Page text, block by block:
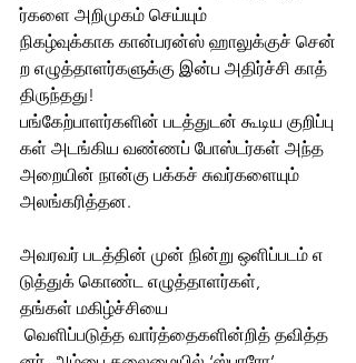
ர்களை அறிமுகம் செய்யும்
நிகழ்வுக்காக கான்பரன்ஸ் ஹாலுக்குச் சென்
ற எழுத்தாளர்களுக்கு இன்ப அதிர்ச்சி காத்
திருந்தது!
பங்கேற்பாளர்களின் படத்துடன் கூடிய குறிப்பு
கள் அடங்கிய வண்ணப் போஸ்டர்கள் அந்த
அறையின் நான்கு பக்கச் சுவர்களையும்
அலங்கரித்தன.
அவரவர் படத்தின் முன் நின்று ஒளிப்படம் எ
டுத்துக் கொண்ட எழுத்தாளர்கள்,
தங்கள் மகிழ்ச்சியை
வெளிப்படுத்த வார்த்தைகளின்றித் தவித்த